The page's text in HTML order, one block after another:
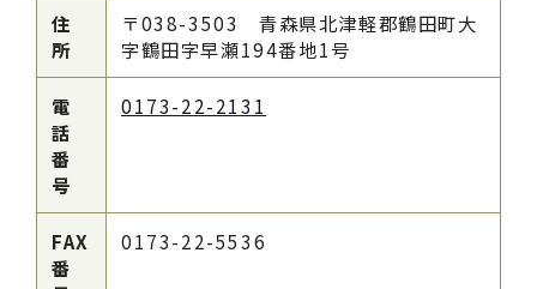
住
所
〒038-3503 青森県北津軽郡鶴田町大
字鶴田字早瀬194番地1号
電
話
番
号
0173-22-2131
FAX
番
0173-22-5536